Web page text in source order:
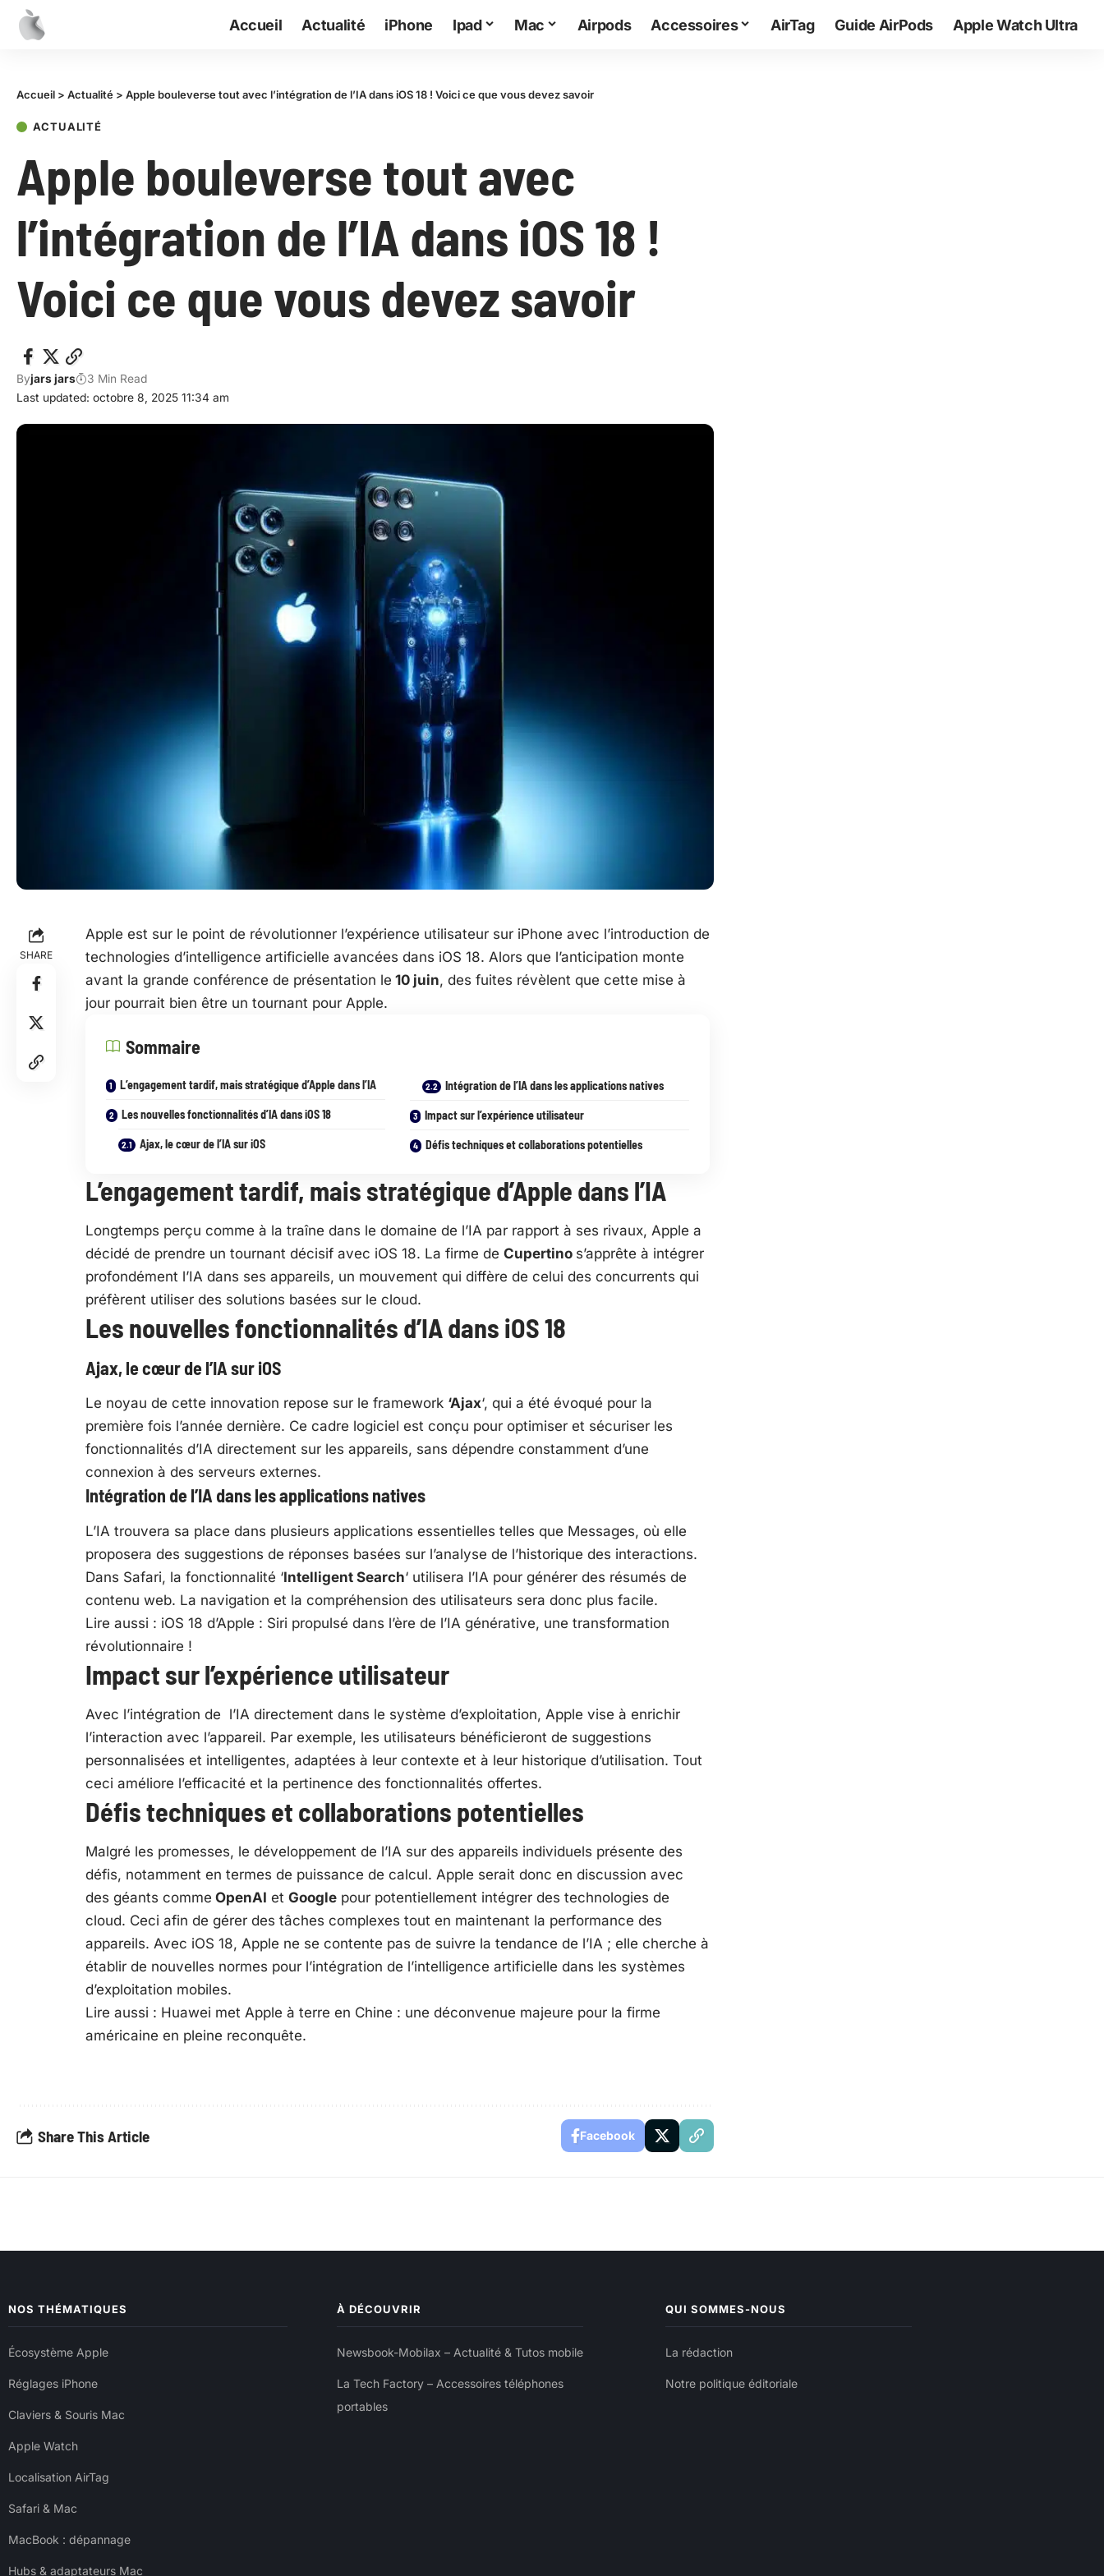
Accueil Actualité iPhone Ipad Mac Airpods Accessoires AirTag Guide AirPods Apple Watch Ultra
Accueil > Actualité > Apple bouleverse tout avec l’intégration de l’IA dans iOS 18 ! Voici ce que vous devez savoir
ACTUALITÉ
Apple bouleverse tout avec
l’intégration de l’IA dans iOS 18 !
Voici ce que vous devez savoir
Last updated: octobre 8, 2025 11:34 am
Byjars jars 3 Min Read
SHARE
Apple est sur le point de révolutionner l’expérience utilisateur sur iPhone avec l’introduction de
technologies d’intelligence artificielle avancées dans iOS 18. Alors que l’anticipation monte
avant la grande conférence de présentation le 10 juin, des fuites révèlent que cette mise à
jour pourrait bien être un tournant pour Apple.
Sommaire
L’engagement tardif, mais stratégique d’Apple dans l’IA
Les nouvelles fonctionnalités d’IA dans iOS 18
Ajax, le cœur de l’IA sur iOS
Intégration de l’IA dans les applications natives
Impact sur l’expérience utilisateur
Défis techniques et collaborations potentielles
L’engagement tardif, mais stratégique d’Apple dans l’IA
Longtemps perçu comme à la traîne dans le domaine de l’IA par rapport à ses rivaux, Apple a
décidé de prendre un tournant décisif avec iOS 18. La firme de Cupertino s’apprête à intégrer
profondément l’IA dans ses appareils, un mouvement qui diffère de celui des concurrents qui
préfèrent utiliser des solutions basées sur le cloud.
Les nouvelles fonctionnalités d’IA dans iOS 18
Ajax, le cœur de l’IA sur iOS
Le noyau de cette innovation repose sur le framework ‘Ajax‘, qui a été évoqué pour la
première fois l’année dernière. Ce cadre logiciel est conçu pour optimiser et sécuriser les
fonctionnalités d’IA directement sur les appareils, sans dépendre constamment d’une
connexion à des serveurs externes.
Intégration de l’IA dans les applications natives
L’IA trouvera sa place dans plusieurs applications essentielles telles que Messages, où elle
proposera des suggestions de réponses basées sur l’analyse de l’historique des interactions.
Dans Safari, la fonctionnalité ‘Intelligent Search‘ utilisera l’IA pour générer des résumés de
contenu web. La navigation et la compréhension des utilisateurs sera donc plus facile.
Lire aussi : iOS 18 d’Apple : Siri propulsé dans l’ère de l’IA générative, une transformation
révolutionnaire !
Impact sur l’expérience utilisateur
Avec l’intégration de l’IA directement dans le système d’exploitation, Apple vise à enrichir
l’interaction avec l’appareil. Par exemple, les utilisateurs bénéficieront de suggestions
personnalisées et intelligentes, adaptées à leur contexte et à leur historique d’utilisation. Tout
ceci améliore l’efficacité et la pertinence des fonctionnalités offertes.
Défis techniques et collaborations potentielles
Malgré les promesses, le développement de l’IA sur des appareils individuels présente des
défis, notamment en termes de puissance de calcul. Apple serait donc en discussion avec
des géants comme OpenAI et Googlepour potentiellement intégrer des technologies de
cloud. Ceci afin de gérer des tâches complexes tout en maintenant la performance des
appareils. Avec iOS 18, Apple ne se contente pas de suivre la tendance de l’IA ; elle cherche à
établir de nouvelles normes pour l’intégration de l’intelligence artificielle dans les systèmes
d’exploitation mobiles.
Lire aussi : Huawei met Apple à terre en Chine : une déconvenue majeure pour la firme
américaine en pleine reconquête.
Share This Article Facebook
NOS THÉMATIQUES
Écosystème Apple
Réglages iPhone
Claviers & Souris Mac
Apple Watch
Localisation AirTag
Safari & Mac
MacBook : dépannage
Hubs & adaptateurs Mac
À DÉCOUVRIR
Newsbook-Mobilax – Actualité & Tutos mobile
La Tech Factory – Accessoires téléphones
portables
QUI SOMMES-NOUS
La rédaction
Notre politique éditoriale